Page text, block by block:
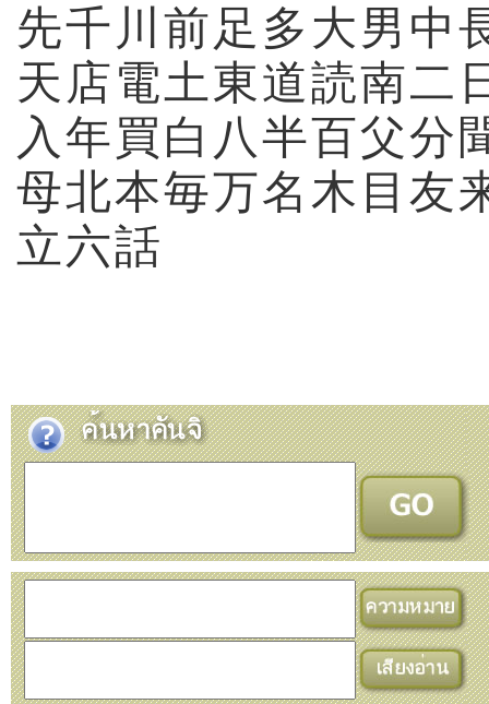
先千 川 前 足 多 大 男 中
天 店 電 土東道読南二
入 年 買 白 八半百父分
母北本毎万名 木 目 友
立六話